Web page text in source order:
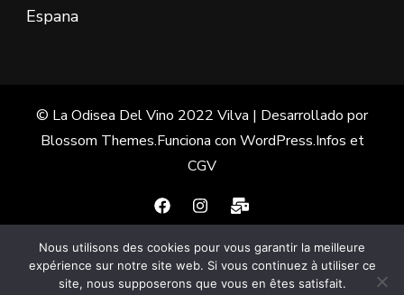
Espana
© La Odisea Del Vino 2022 Vilva | Desarrollado por
Blossom Themes.Funciona con WordPress.Infos et
CGV
Français(Francés)
Español
English( Inglés)
Nous utilisons des cookies pour vous garantir la meilleure
expérience sur notre site web. Si vous continuez à utiliser ce
site, nous supposerons que vous en êtes satisfait.